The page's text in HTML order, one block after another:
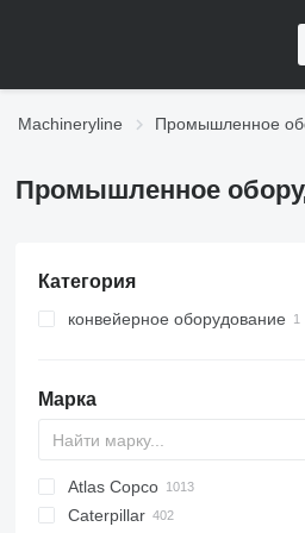
Machineryline Промышленное
Промышленное
Категория
конвейерное оборудование
Марка
PDS
APD
AB
Ensis
Pega
VZ
AG3
Atlas Copco
DrillAir
QAS
PDP
E-series
B-series
BM
GFS
VT
Rover
PA
Airpure
BySprint Fiber
CK
SR
Caterpillar